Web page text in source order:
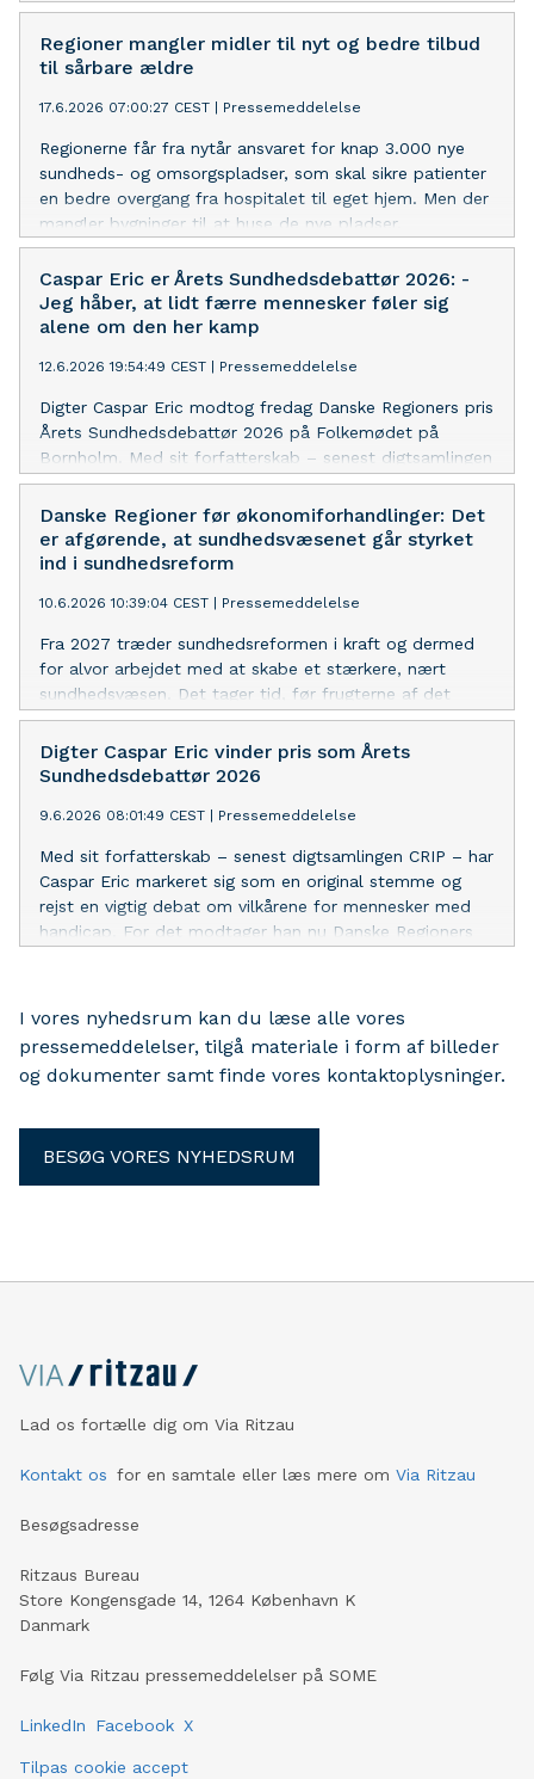
sundhedsreformen, som træder i kraft 1. januar 2027.
Regioner mangler midler til nyt og bedre tilbud
til sårbare ældre
17.6.2026 07:00:27 CEST | Pressemeddelelse
Regionerne får fra nytår ansvaret for knap 3.000 nye
sundheds- og omsorgspladser, som skal sikre patienter
en bedre overgang fra hospitalet til eget hjem. Men der
mangler bygninger til at huse de nye pladser.
Caspar Eric er Årets Sundhedsdebattør 2026: -
Jeg håber, at lidt færre mennesker føler sig
alene om den her kamp
12.6.2026 19:54:49 CEST | Pressemeddelelse
Digter Caspar Eric modtog fredag Danske Regioners pris
Årets Sundhedsdebattør 2026 på Folkemødet på
Bornholm. Med sit forfatterskab – senest digtsamlingen
CRIP – har han rejst en vigtig debat om vilkårene for
mennesker med handicap.
Danske Regioner før økonomiforhandlinger: Det
er afgørende, at sundhedsvæsenet går styrket
ind i sundhedsreform
10.6.2026 10:39:04 CEST | Pressemeddelelse
Fra 2027 træder sundhedsreformen i kraft og dermed
for alvor arbejdet med at skabe et stærkere, nært
sundhedsvæsen. Det tager tid, før frugterne af det
arbejde kan høstes og flere faktorer lægger fortsat pres
på økonomien i sundhedsvæsenet.
Digter Caspar Eric vinder pris som Årets
Sundhedsdebattør 2026
9.6.2026 08:01:49 CEST | Pressemeddelelse
Med sit forfatterskab – senest digtsamlingen CRIP – har
Caspar Eric markeret sig som en original stemme og
rejst en vigtig debat om vilkårene for mennesker med
handicap. For det modtager han nu Danske Regioners
I vores nyhedsrum kan du læse alle vores
pressemeddelelser, tilgå materiale i form af billeder
og dokumenter samt finde vores kontaktoplysninger.
BESØG VORES NYHEDSRUM
Lad os fortælle dig om Via Ritzau
Kontakt os for en samtale eller læs mere om Via Ritzau
Besøgsadresse
Ritzaus Bureau
Store Kongensgade 14, 1264 København K
Danmark
Følg Via Ritzau pressemeddelelser på SOME
LinkedIn Facebook X
Tilpas cookie accept